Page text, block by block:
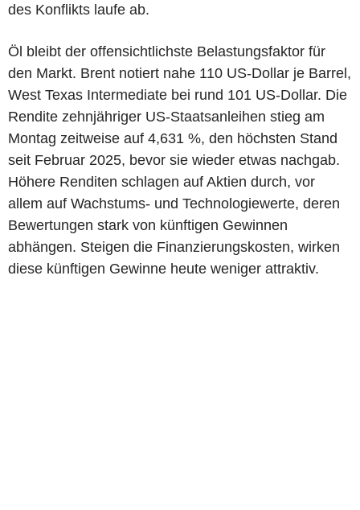
des Konflikts laufe ab.
Öl bleibt der offensichtlichste Belastungsfaktor für
den Markt. Brent notiert nahe 110 US-Dollar je Barrel,
West Texas Intermediate bei rund 101 US-Dollar. Die
Rendite zehnjähriger US-Staatsanleihen stieg am
Montag zeitweise auf 4,631 %, den höchsten Stand
seit Februar 2025, bevor sie wieder etwas nachgab.
Höhere Renditen schlagen auf Aktien durch, vor
allem auf Wachstums- und Technologiewerte, deren
Bewertungen stark von künftigen Gewinnen
abhängen. Steigen die Finanzierungskosten, wirken
diese künftigen Gewinne heute weniger attraktiv.